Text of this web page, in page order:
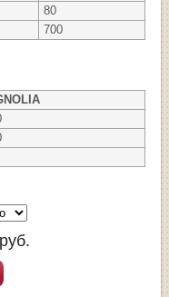
80
700
руб.